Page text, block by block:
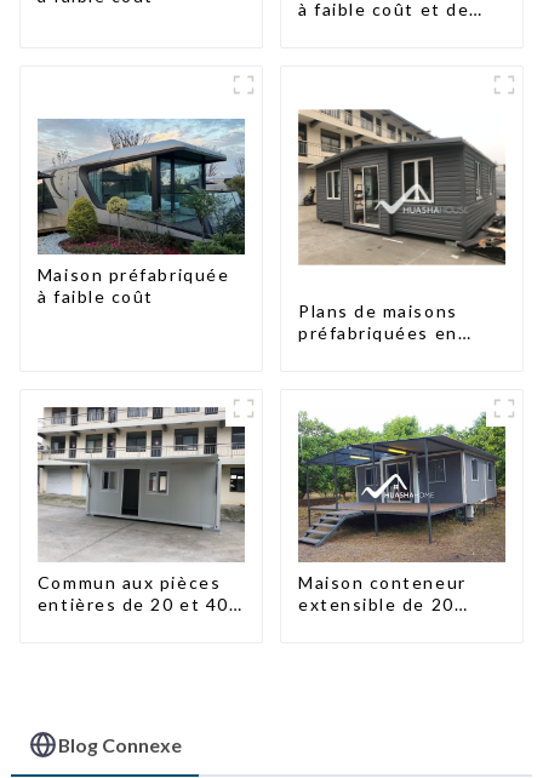
à faible coût et de
Maison préfabriquée
à faible coût
Plans de maisons
préfabriquées en
Australie, maisons en
kit préfabriquées
Commun aux pièces
entières de 20 et 40
Maison conteneur
extensible de 20
Blog Connexe